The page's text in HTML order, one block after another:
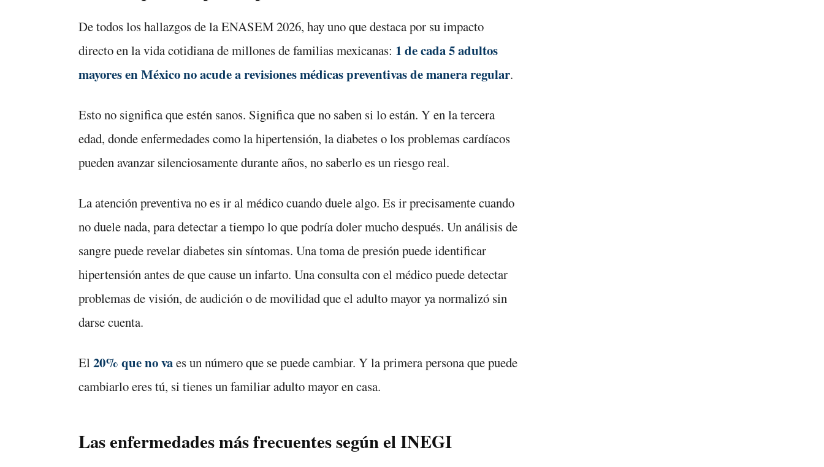
De todos los hallazgos de la ENASEM 2026, hay uno que destaca por su impacto
directo en la vida cotidiana de millones de familias mexicanas: 1 de cada 5 adultos
mayores en México no acude a revisiones médicas preventivas de manera regular.
Esto no significa que estén sanos. Significa que no saben si lo están. Y en la tercera
edad, donde enfermedades como la hipertensión, la diabetes o los problemas cardíacos
pueden avanzar silenciosamente durante años, no saberlo es un riesgo real.
La atención preventiva no es ir al médico cuando duele algo. Es ir precisamente cuando
no duele nada, para detectar a tiempo lo que podría doler mucho después. Un análisis de
sangre puede revelar diabetes sin síntomas. Una toma de presión puede identificar
hipertensión antes de que cause un infarto. Una consulta con el médico puede detectar
problemas de visión, de audición o de movilidad que el adulto mayor ya normalizó sin
darse cuenta.
El20% que no vaes un número que se puede cambiar. Y la primera persona que puede
cambiarlo eres tú, si tienes un familiar adulto mayor en casa.
Las enfermedades más frecuentes según el INEGI